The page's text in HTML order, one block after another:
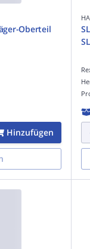
Oberteil
Hinzufügen